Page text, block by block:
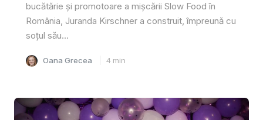
bucătărie și promotoare a mișcării Slow Food în
România, Juranda Kirschner a construit, împreună cu
soțul său...
Oana Grecea 4 min